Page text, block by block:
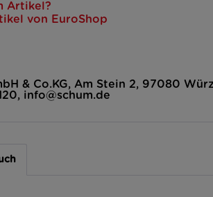
Artikel?
von EuroShop
& Co.KG, Am Stein 2, 97080
info@schum.de